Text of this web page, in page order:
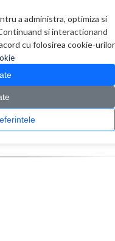
a administra, optimiza si
si interactionand
cu folosirea cookie-urilor
preferintele
0 produs(e)
Temperature Sensor AP9335T